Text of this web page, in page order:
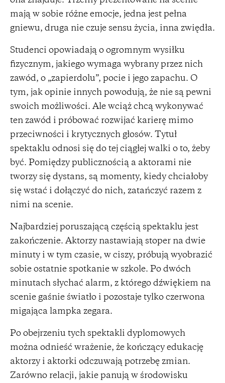
mają w sobie różne emocje, jedna jest pełna
gniewu, druga nie czuje sensu życia, inna zwiędła.
Studenci opowiadają o ogromnym wysiłku
fizycznym, jakiego wymaga wybrany przez nich
zawód, o „zapierdolu”, pocie i jego zapachu. O
tym, jak opinie innych powodują, że nie są pewni
swoich możliwości. Ale wciąż chcą wykonywać
ten zawód i próbować rozwijać karierę mimo
przeciwności i krytycznych głosów. Tytuł
spektaklu odnosi się do tej ciągłej walki o to, żeby
być. Pomiędzy publicznością a aktorami nie
tworzy się dystans, są momenty, kiedy chciałoby
się wstać i dołączyć do nich, zatańczyć razem z
nimi na scenie.
Najbardziej poruszającą częścią spektaklu jest
zakończenie. Aktorzy nastawiają stoper na dwie
minuty i w tym czasie, w ciszy, próbują wyobrazić
sobie ostatnie spotkanie w szkole. Po dwóch
minutach słychać alarm, z którego dźwiękiem na
scenie gaśnie światło i pozostaje tylko czerwona
migająca lampka zegara.
Po obejrzeniu tych spektakli dyplomowych
można odnieść wrażenie, że kończący edukację
aktorzy i aktorki odczuwają potrzebę zmian.
Zarówno relacji, jakie panują w środowisku